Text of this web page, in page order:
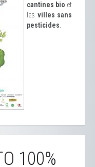
cantines bio et
les villes sans
pesticides.
100%